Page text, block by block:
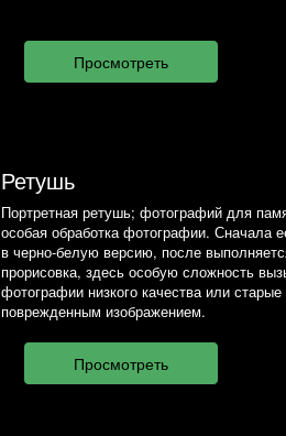
Ретушь
Портретная ретушь; фотографий для
особая обработка фотографии. Сначала
в черно-белую версию, после
прорисовка, здесь особую сложность
фотографии низкого качества или старые
поврежденным изображением.